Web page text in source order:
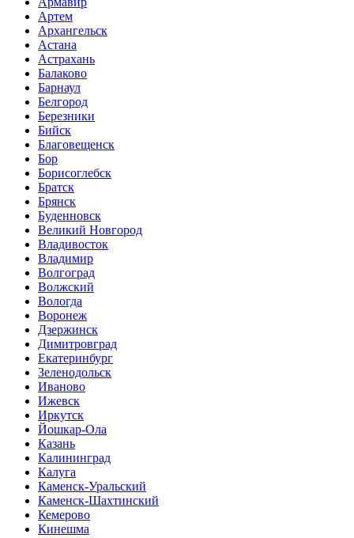
Артем
Архангельск
Астана
Астрахань
Балаково
Барнаул
Белгород
Березники
Бийск
Благовещенск
Бор
Борисоглебск
Братск
Брянск
Буденновск
Великий Новгород
Владивосток
Владимир
Волгоград
Волжский
Вологда
Воронеж
Дзержинск
Димитровград
Екатеринбург
Зеленодольск
Иваново
Ижевск
Иркутск
Йошкар-Ола
Казань
Калининград
Калуга
Каменск-Уральский
Каменск-Шахтинский
Кемерово
Кинешма